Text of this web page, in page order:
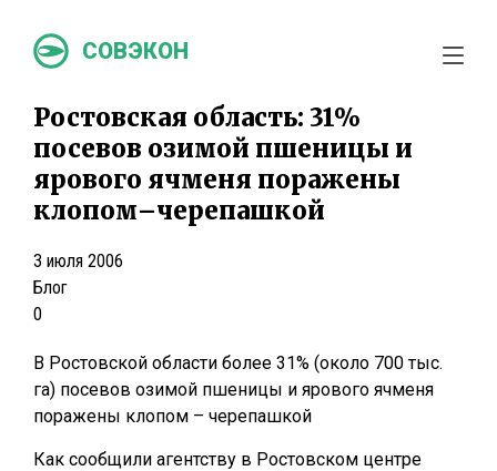
СОВЭКОН
Ростовская область: 31%
посевов озимой пшеницы и
ярового ячменя поражены
клопом–черепашкой
3 июля 2006
Блог
0
В Ростовской области более 31% (около 700 тыс.
га) посевов озимой пшеницы и ярового ячменя
поражены клопом – черепашкой
Как сообщили агентству в Ростовском центре